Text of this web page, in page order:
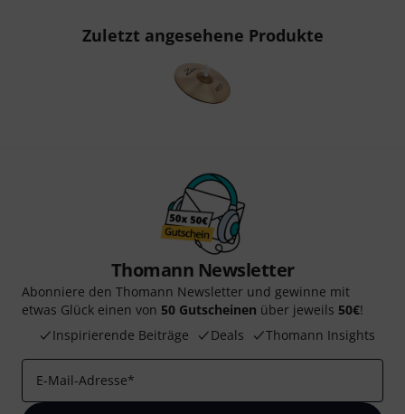
Zuletzt angesehene Produkte
Thomann Newsletter
Abonniere den Thomann Newsletter und gewinne mit
etwas Glück einen von 50 Gutscheinen über jeweils 50€!
Inspirierende Beiträge
Deals Thomann Insights
E-Mail-Adresse*